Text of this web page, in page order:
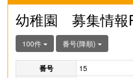
幼稚園 募集情報
100件 番号(降順)
番号
15